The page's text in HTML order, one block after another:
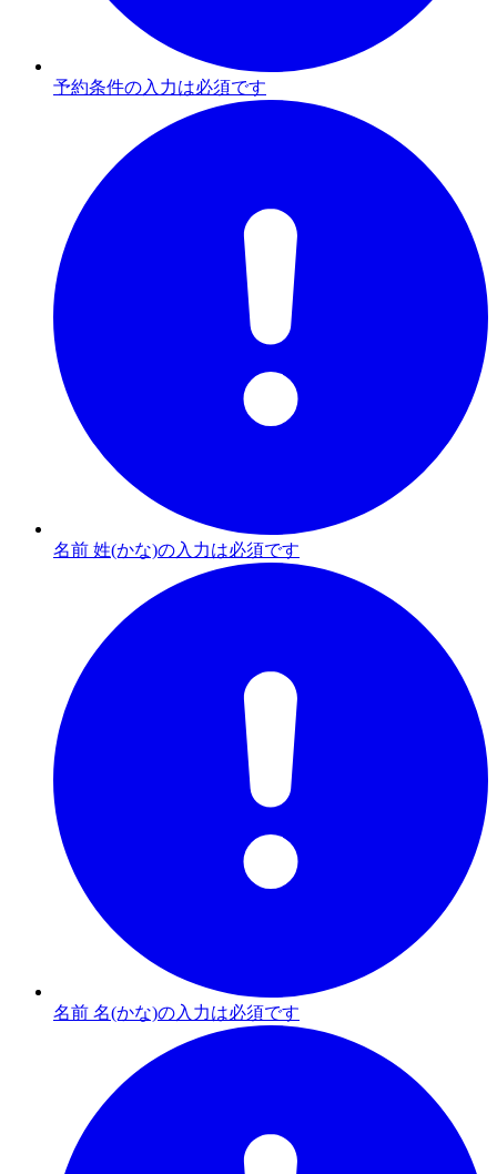
予約条件の入力は必須です
名前 姓(かな)の入力は必須です
名前 名(かな)の入力は必須です